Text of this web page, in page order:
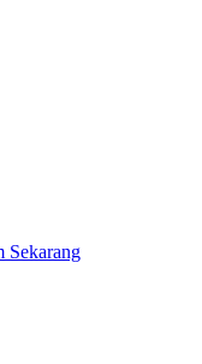
Sekarang